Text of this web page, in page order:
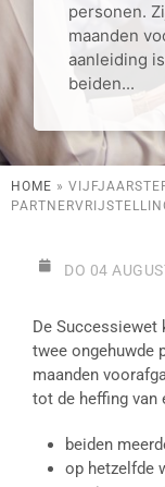
personen.
maanden
aanleiding
beiden...
HOME »
DO 04
De Successiewet
twee ongehuwde
maanden
tot de heffing van
beiden
op hetzelfde